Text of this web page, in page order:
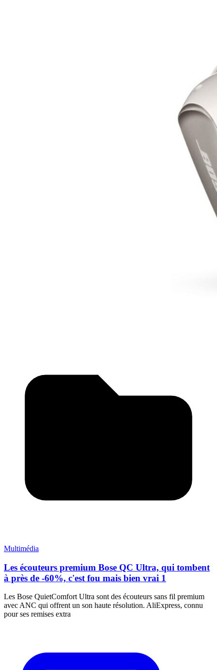
Multimédia
Les écouteurs premium Bose QC Ultra, qui tombent
à près de -60%, c'est fou mais bien vrai 1
Les Bose QuietComfort Ultra sont des écouteurs sans fil premium
avec ANC qui offrent un son haute résolution. AliExpress, connu
pour ses remises extra